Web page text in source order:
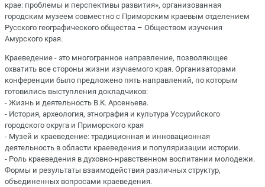
крае: проблемы и перспективы развития», организованная
городским музеем совместно с Приморским краевым отделением
Русского географического общества – Обществом изучения
Амурского края.
Краеведение - это многогранное направление, позволяющее
охватить все стороны жизни изучаемого края. Организаторами
конференции было предложено пять направлений, по которым
готовились выступления докладчиков:
- Жизнь и деятельность В.К. Арсеньева.
- История, археология, этнография и культура Уссурийского
городского округа и Приморского края
- Музей и краеведение: традиционная и инновационная
деятельность в области краеведения и популяризации истории.
- Роль краеведения в духовно-нравственном воспитании молодежи.
Формы и результаты взаимодействия различных структур,
объединенных вопросами краеведения.